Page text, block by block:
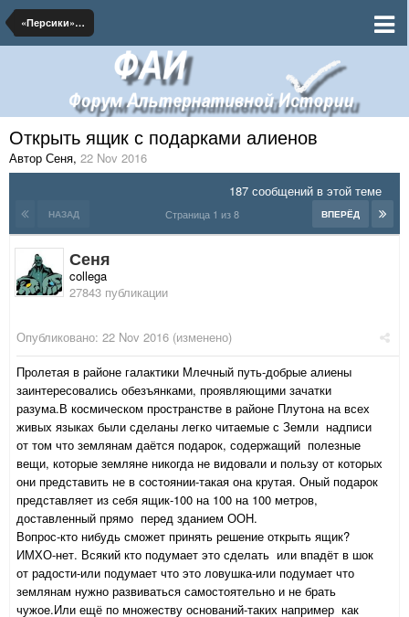
«Персики» на марше!
Открыть ящик с подарками алиенов
Автор Сеня, 22 Nov 2016
187 сообщений в этой теме
НАЗАД ВПЕРЁД
Страница 1 из 8
Сеня
collega
27843 публикации
Опубликовано: 22 Nov 2016 (изменено)
Пролетая в районе галактики Млечный путь-добрые алиены
заинтересовались обезъянками, проявляющими зачатки
разума.В космическом пространстве в районе Плутона на всех
живых языках были сделаны легко читаемые с Земли надписи
от том что землянам даётся подарок, содержащий полезные
вещи, которые земляне никогда не видовали и пользу от которых
они представить не в состоянии-такая она крутая. Оный подарок
представляет из себя ящик-100 на 100 на 100 метров,
доставленный прямо перед зданием ООН.
Вопрос-кто нибудь сможет принять решение открыть ящик?
ИМХО-нет. Всякий кто подумает это сделать или впадёт в шок
от радости-или подумает что это ловушка-или подумает что
землянам нужно развиваться самостоятельно и не брать
чужое.Или ещё по множеству оснований-таких например как